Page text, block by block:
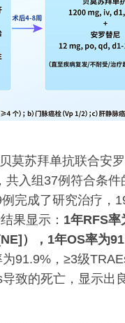
莫苏拜单抗联合安
入组37例符合条
完成了研究治疗，
果显示： 1年RFS率
），1年OS率为
91.9%，≥3级
致的死亡，显示出